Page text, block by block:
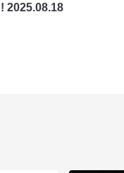
2025.08.18